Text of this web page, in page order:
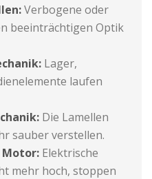
Verbogene oder
beeinträchtigen Optik
Lager,
laufen
Die Lamellen
sauber verstellen.
Elektrische
mehr hoch, stoppen